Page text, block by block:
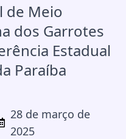
de Meio
dos Garrotes
Estadual
Paraíba
28 de março de
2025